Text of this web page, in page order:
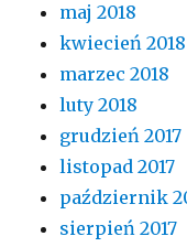
maj 2018
kwiecień 2018
marzec 2018
luty 2018
grudzień 2017
listopad 2017
październik
sierpień 2017